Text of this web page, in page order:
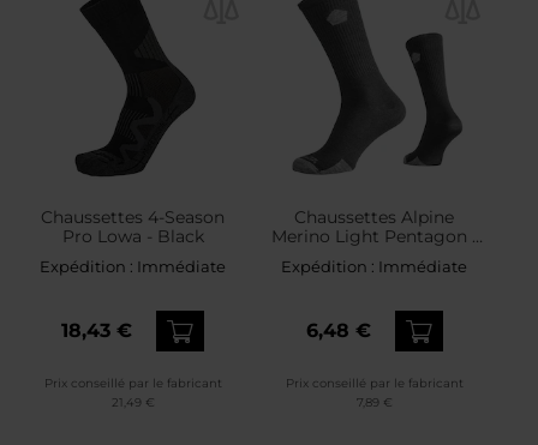
Chaussettes 4-Season
Pro Lowa - Black
Expédition : Immédiate
18,43 €
Prix conseillé par le fabricant
21,49 €
Chaussettes Alpine
Merino Light Pentagon -
Cinder Grey
Expédition : Immédiate
6,48 €
Prix conseillé par le fabricant
7,89 €